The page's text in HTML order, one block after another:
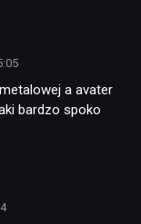
a avater
bardzo spoko